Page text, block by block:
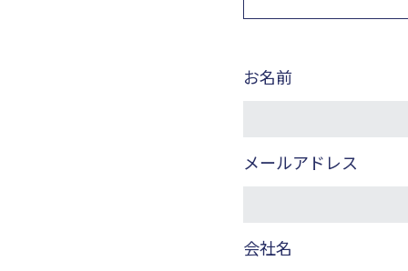
お名前
メールアドレス
会社名